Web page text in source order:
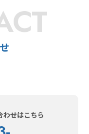
わせはこちら